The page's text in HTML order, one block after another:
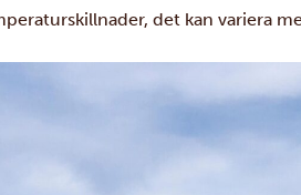
det kan variera